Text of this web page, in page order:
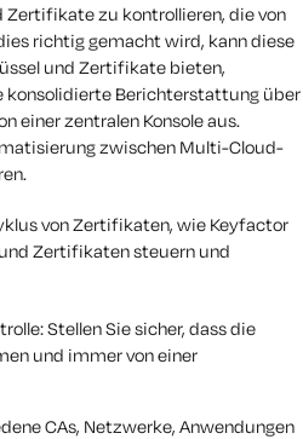
Zertifikate zu kontrollieren, die von
richtig gemacht wird, kann diese
und Zertifikate bieten,
konsolidierte Berichterstattung über
einer zentralen Konsole aus.
zwischen Multi-Cloud-
von Zertifikaten, wie Keyfactor
Zertifikaten steuern und
Stellen Sie sicher, dass die
und immer von einer
CAs, Netzwerke, Anwendungen